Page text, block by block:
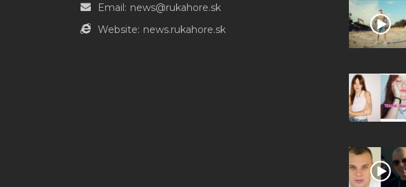
Email: news@rukahore.sk
Website: news.rukahore.sk